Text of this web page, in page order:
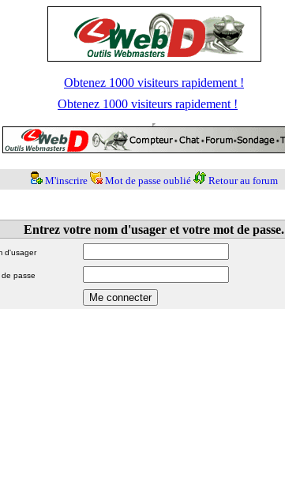
Obtenez 1000 visiteurs rapidement !
Obtenez 1000 visiteurs rapidement !
M'inscrire Mot de passe oublié Retour au forum
Entrez votre nom d'usager et votre mot de passe.
d'usager
de passe